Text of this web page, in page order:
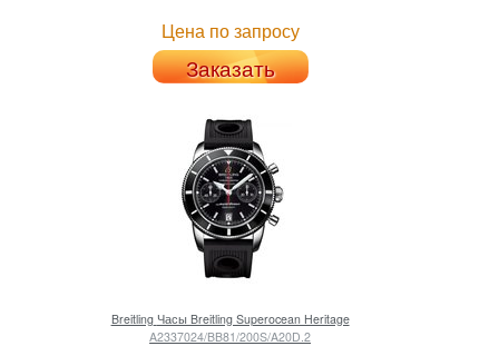
Цена по запросу
Заказать
Breitling Часы Breitling Superocean Heritage
A2337024/BB81/200S/A20D.2